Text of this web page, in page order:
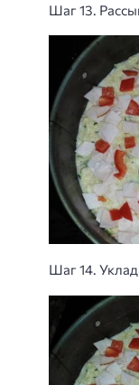
Шаг 13.
Шаг 14.